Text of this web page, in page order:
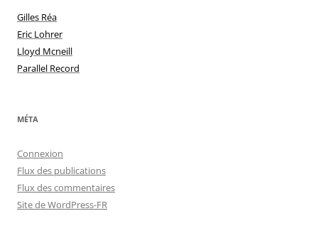
Gilles Réa
Eric Lohrer
Lloyd Mcneill
Parallel Record
MÉTA
Connexion
Flux des publications
Flux des commentaires
Site de WordPress-FR